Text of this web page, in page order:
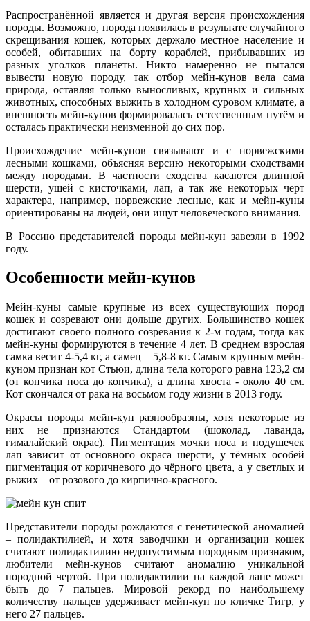
Распространённой является и другая версия происхождения
породы. Возможно, порода появилась в результате случайного
скрещивания кошек, которых держало местное население и
особей, обитавших на борту кораблей, прибывавших из
разных уголков планеты. Никто намеренно не пытался
вывести новую породу, так отбор мейн-кунов вела сама
природа, оставляя только выносливых, крупных и сильных
животных, способных выжить в холодном суровом климате, а
внешность мейн-кунов формировалась естественным путём и
осталась практически неизменной до сих пор.
Происхождение мейн-кунов связывают и с норвежскими
лесными кошками, объясняя версию некоторыми сходствами
между породами. В частности сходства касаются длинной
шерсти, ушей с кисточками, лап, а так же некоторых черт
характера, например, норвежские лесные, как и мейн-куны
ориентированы на людей, они ищут человеческого внимания.
В Россию представителей породы мейн-кун завезли в 1992
году.
Особенности мейн-кунов
Мейн-куны самые крупные из всех существующих пород
кошек и созревают они дольше других. Большинство кошек
достигают своего полного созревания к 2-м годам, тогда как
мейн-куны формируются в течение 4 лет. В среднем взрослая
самка весит 4-5,4 кг, а самец – 5,8-8 кг. Самым крупным мейн-
куном признан кот Стьюи, длина тела которого равна 123,2 см
(от кончика носа до копчика), а длина хвоста - около 40 см.
Кот скончался от рака на восьмом году жизни в 2013 году.
Окрасы породы мейн-кун разнообразны, хотя некоторые из
них не признаются Стандартом (шоколад, лаванда,
гималайский окрас). Пигментация мочки носа и подушечек
лап зависит от основного окраса шерсти, у тёмных особей
пигментация от коричневого до чёрного цвета, а у светлых и
рыжих – от розового до кирпично-красного.
Представители породы рождаются с генетической аномалией
– полидактилией, и хотя заводчики и организации кошек
считают полидактилию недопустимым породным признаком,
любители мейн-кунов считают аномалию уникальной
породной чертой. При полидактилии на каждой лапе может
быть до 7 пальцев. Мировой рекорд по наибольшему
количеству пальцев удерживает мейн-кун по кличке Тигр, у
него 27 пальцев.